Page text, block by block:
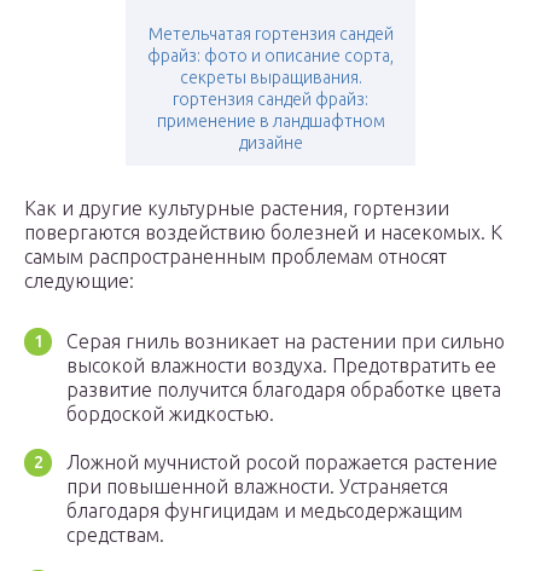
Метельчатая гортензия сандей
фрайз: фото и описание сорта,
секреты выращивания.
гортензия сандей фрайз:
применение в ландшафтном
дизайне
Как и другие культурные растения, гортензии
повергаются воздействию болезней и насекомых. К
самым распространенным проблемам относят
следующие:
Серая гниль возникает на растении при сильно
высокой влажности воздуха. Предотвратить ее
развитие получится благодаря обработке цвета
бордоской жидкостью.
Ложной мучнистой росой поражается растение
при повышенной влажности. Устраняется
благодаря фунгицидам и медьсодержащим
средствам.